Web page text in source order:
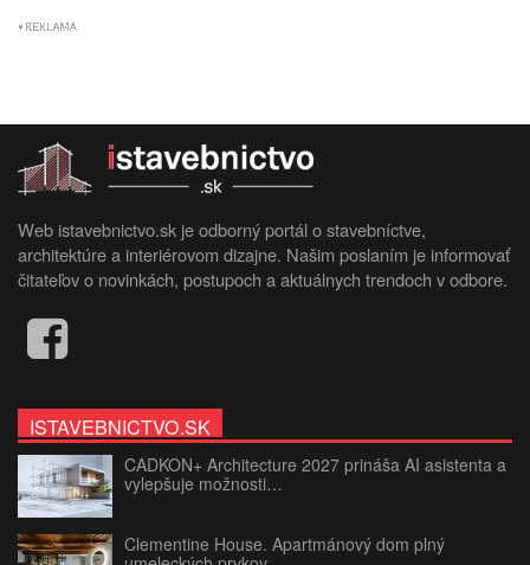
Web istavebnictvo.sk je odborný portál o stavebníctve,
architektúre a interiérovom dizajne. Našim poslaním je informovať
čitateľov o novinkách, postupoch a aktuálnych trendoch v odbore.
ISTAVEBNICTVO.SK
CADKON+ Architecture 2027 prináša AI asistenta a
vylepšuje možnosti…
Clementine House. Apartmánový dom plný